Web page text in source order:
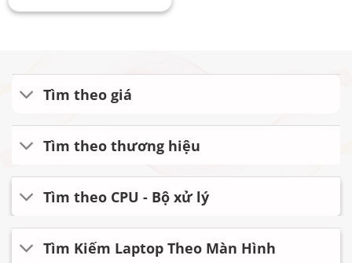
là:
Tìm theo giá
Tìm theo thương hiệu
Tìm theo CPU - Bộ xử lý
Tìm Kiếm Laptop Theo Màn Hình